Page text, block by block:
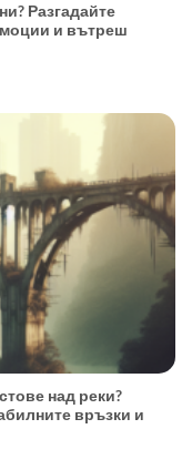
Разгадайте
и вътреш
над реки?
връзки и